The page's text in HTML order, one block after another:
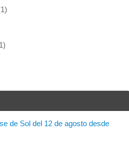
de Sol del 12 de agosto desde